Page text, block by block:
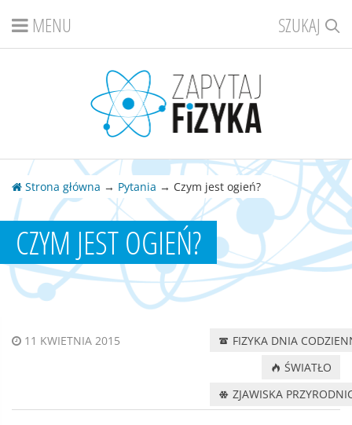
SZUKAJ
MENU
Strona główna → Pytania → Czym jest ogień?
CZYM JEST OGIEŃ?
11 KWIETNIA 2015
FIZYKA DNIA
ŚWIATŁO
ZJAWISKA